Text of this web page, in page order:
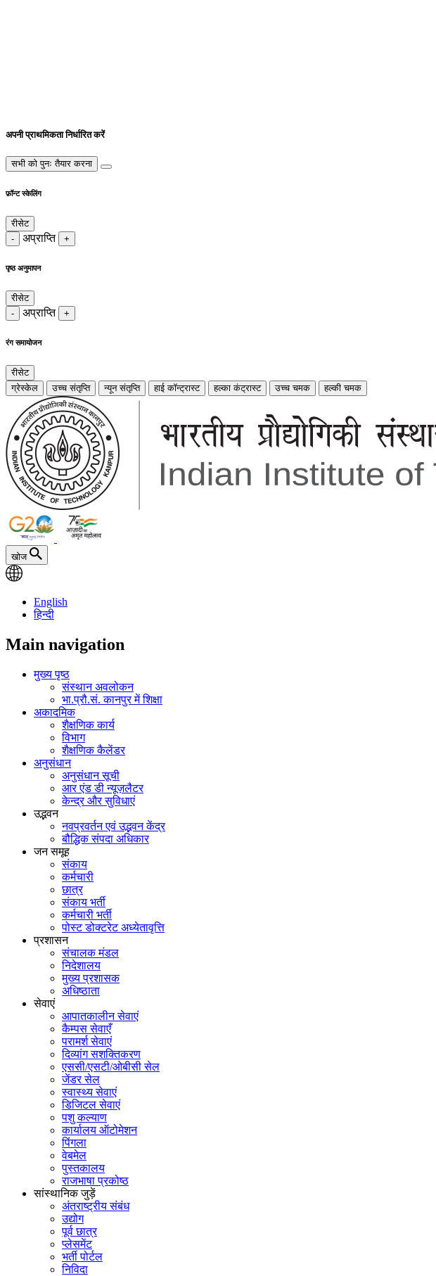
अपनी प्राथमिकता निर्धारित करें
सभी को पुनः तैयार करना
फ़ॉन्ट स्केलिंग
रीसेट
-
अप्राप्ति +
पृष्ठ अनुमापन
रीसेट
-
अप्राप्ति +
रंग समायोजन
रीसेट
ग्रेस्केल
उच्च संतृप्ति न्यून संतृप्ति हाई कॉन्ट्रास्ट हल्का कंट्रास्ट उच्च चमक हल्की चमक
खोज
English
हिन्दी
Main navigation
मुख्य पृष्ठ
संस्थान अवलोकन
भा.प्रौ.सं. कानपुर में शिक्षा
अकादमिक
शैक्षणिक कार्य
विभाग
शैक्षणिक कैलेंडर
अनुसंधान
अनुसंधान सूची
आर एंड डी न्यूज़लैटर
केन्द्र और सुविधाएं
उद्भवन
नवप्रवर्तन एवं उद्भवन केंद्र
बौद्धिक संपदा अधिकार
जन समूह
संकाय
कर्मचारी
छात्र
संकाय भर्ती
कर्मचारी भर्ती
पोस्‍ट डोक्‍टरेट अध्‍येतावृत्ति
प्रशासन
संचालक मंडल
निदेशालय
मुख्य प्रशासक
अधिष्ठाता
सेवाएं
आपातकालीन सेवाएं
कैम्पस सेवाएँ
परामर्श सेवाएं
दिव्यांग सशक्तिकरण
एससी/एसटी/ओबीसी सेल
जेंडर सेल
स्वास्थ्य सेवाएं
डिजिटल सेवाएं
पशु कल्याण
कार्यालय ऑटोमेशन
पिंगला
वेबमेल
पुस्तकालय
राजभाषा प्रकोष्ठ
सांस्थानिक जुड़ें
अंतराष्ट्रीय संबंध
उद्योग
पूर्व छात्र
प्लेसमेंट
भर्ती पोर्टल
निविदा